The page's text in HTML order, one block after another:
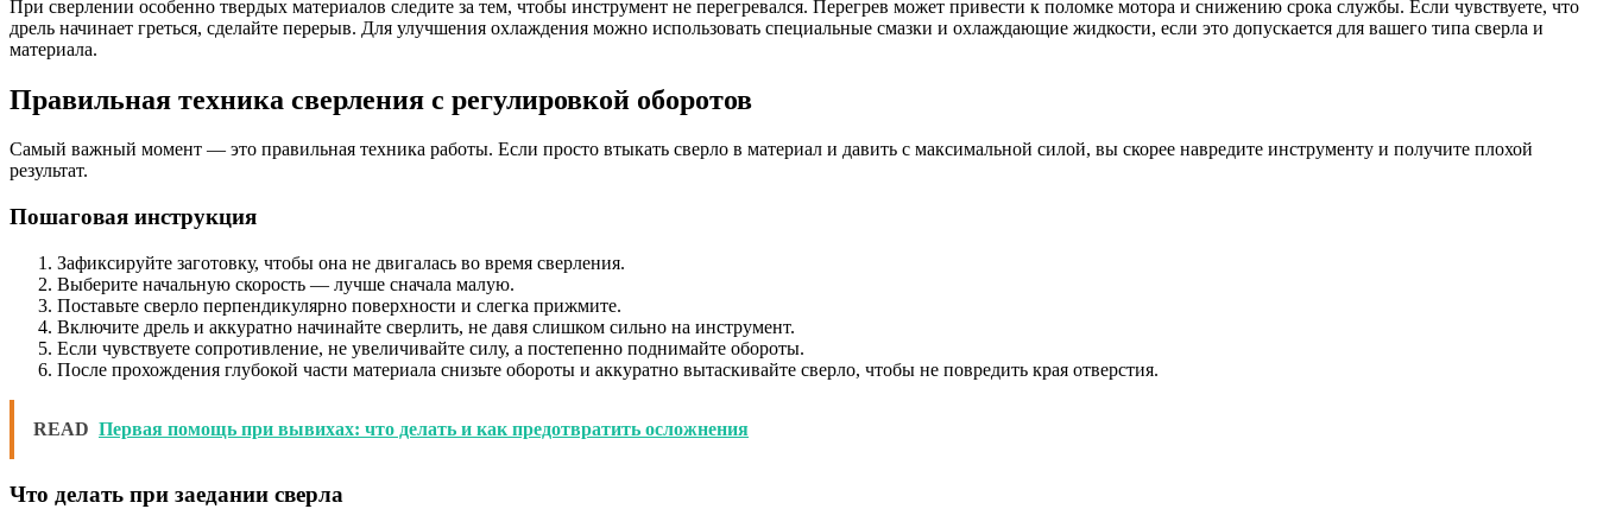
При сверлении особенно твердых материалов следите за тем, чтобы инструмент не перегревался. Перегрев может привести к поломке мотора и снижению срока службы. Если чувствуете, что
дрель начинает греться, сделайте перерыв. Для улучшения охлаждения можно использовать специальные смазки и охлаждающие жидкости, если это допускается для вашего типа сверла и
материала.
Правильная техника сверления с регулировкой оборотов
Самый важный момент — это правильная техника работы. Если просто втыкать сверло в материал и давить с максимальной силой, вы скорее навредите инструменту и получите плохой
результат.
Пошаговая инструкция
Зафиксируйте заготовку, чтобы она не двигалась во время сверления.
Выберите начальную скорость — лучше сначала малую.
Поставьте сверло перпендикулярно поверхности и слегка прижмите.
Включите дрель и аккуратно начинайте сверлить, не давя слишком сильно на инструмент.
Если чувствуете сопротивление, не увеличивайте силу, а постепенно поднимайте обороты.
После прохождения глубокой части материала снизьте обороты и аккуратно вытаскивайте сверло, чтобы не повредить края отверстия.
READ Первая помощь при вывихах: что делать и как предотвратить осложнения
Что делать при заедании сверла